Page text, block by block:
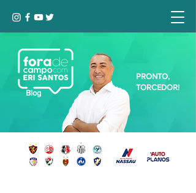
Blog
PRONTO,
TORCEDOR!